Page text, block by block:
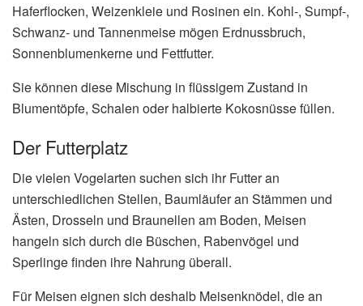
Haferflocken, Weizenkleie und Rosinen ein. Kohl-, Sumpf-,
Schwanz- und Tannenmeise mögen Erdnussbruch,
Sonnenblumenkerne und Fettfutter.
Sie können diese Mischung in flüssigem Zustand in
Blumentöpfe, Schalen oder halbierte Kokosnüsse füllen.
Der Futterplatz
Die vielen Vogelarten suchen sich ihr Futter an
unterschiedlichen Stellen, Baumläufer an Stämmen und
Ästen, Drosseln und Braunellen am Boden, Meisen
hangeln sich durch die Büschen, Rabenvögel und
Sperlinge finden ihre Nahrung überall.
Für Meisen eignen sich deshalb Meisenknödel, die an